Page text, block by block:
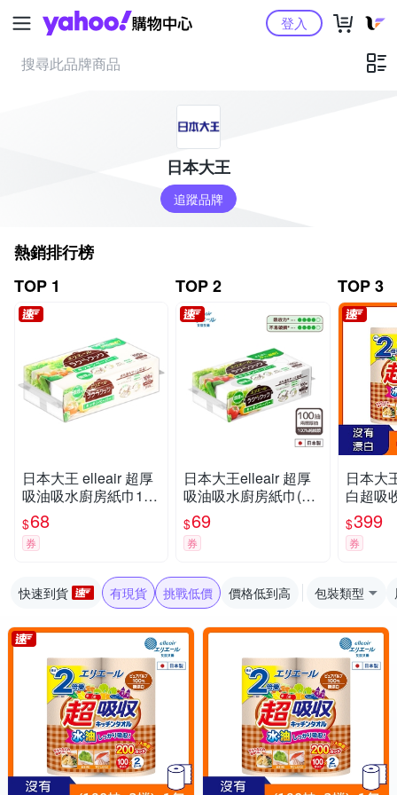
Yahoo購物中心登入
日本大王
追蹤品牌
熱銷排行榜
TOP 1
日本大王 elleair 超厚
吸油吸水廚房紙巾100
抽
$68
券
TOP 2
日本大王elleair 超厚
吸油吸水廚房紙巾(抽
取式) 100抽
$69
券
TOP 3
日本大
白超吸
0抽/2
$399
券
快速到貨 有現貨 挑戰低價 價格低到高 包裝類型